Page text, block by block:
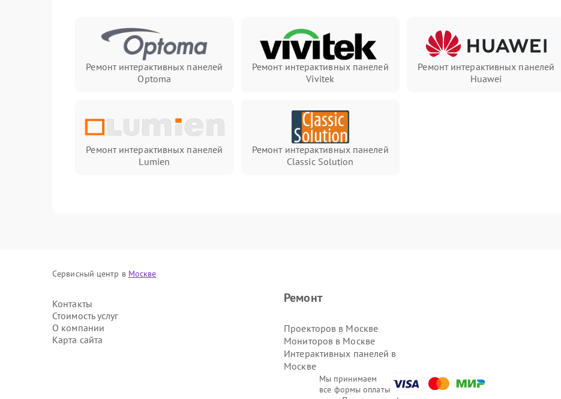
Ремонт интерактивных панелей
Optoma
Ремонт интерактивных панелей
Vivitek
Ремонт интерактивных панелей
Huawei
Ремонт интерактивных панелей
Lumien
Ремонт интерактивных панелей
Classic Solution
Сервисный центр в Москве
Контакты
Стоимость услуг
О компании
Карта сайта
Мы принимаем
все формы оплаты
Ремонт
Проекторов в Москве
Мониторов в Москве
Интерактивных панелей в
Москве